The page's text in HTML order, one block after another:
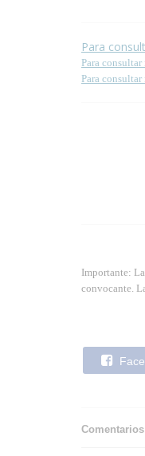
Para
Para
Para
Importante:
convocante.